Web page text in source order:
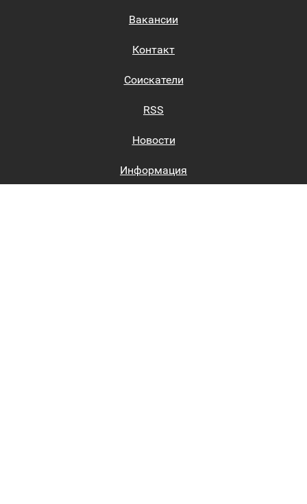
Вакансии
Контакт
Соискатели
RSS
Новости
Информация